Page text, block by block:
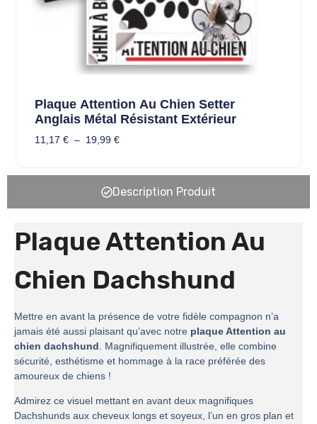
Plaque Attention Au Chien Setter
Anglais Métal Résistant Extérieur
11,17 € – 19,99 €
Description Produit
Plaque Attention Au
Chien Dachshund
Mettre en avant la présence de votre fidèle compagnon n’a
jamais été aussi plaisant qu’avec notre plaque Attention au
chien dachshund. Magnifiquement illustrée, elle combine
sécurité, esthétisme et hommage à la race préférée des
amoureux de chiens !
Admirez ce visuel mettant en avant deux magnifiques
Dachshunds aux cheveux longs et soyeux, l’un en gros plan et